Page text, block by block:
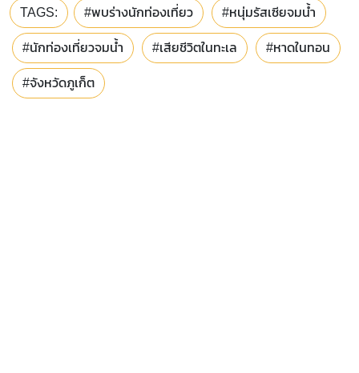
TAGS: #พบร่างนักท่องเที่ยว #หนุ่มรัสเซียจมน้ำ
#นักท่องเที่ยวจมน้ำ #เสียชีวิตในทะเล #หาดในทอน
#จังหวัดภูเก็ต